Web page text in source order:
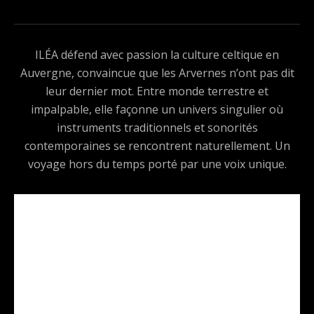
ILÉA défend avec passion la culture celtique en
Auvergne, convaincue que les Arvernes n’ont pas dit
leur dernier mot. Entre monde terrestre et
impalpable, elle façonne un univers singulier où
instruments traditionnels et sonorités
contemporaines se rencontrent naturellement. Un
voyage hors du temps porté par une voix unique.